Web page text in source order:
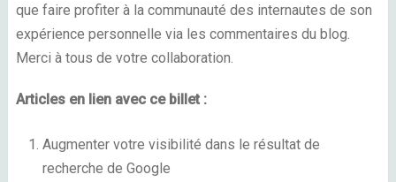
que faire profiter à la communauté des internautes de son
expérience personnelle via les commentaires du blog.
Merci à tous de votre collaboration.
Articles en lien avec ce billet :
Augmenter votre visibilité dans le résultat de
recherche de Google